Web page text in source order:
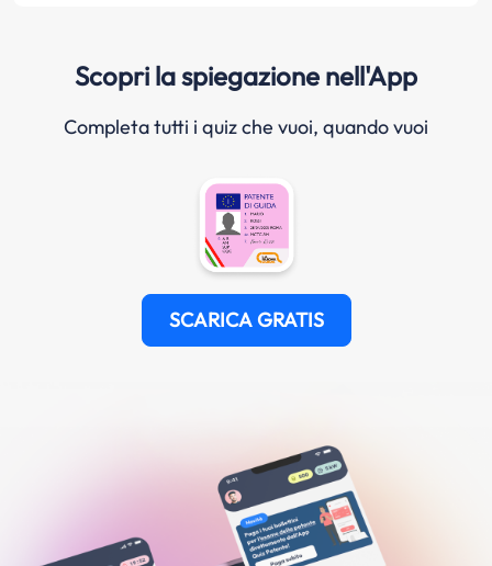
Scopri la spiegazione nell'App
Completa tutti i quiz che vuoi, quando vuoi
SCARICA GRATIS